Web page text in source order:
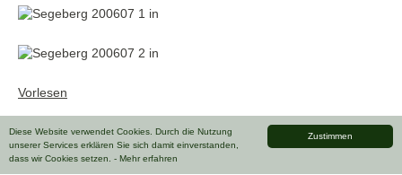
Zustimmen
Diese Website verwendet Cookies. Durch die Nutzung
unserer Services erklären Sie sich damit einverstanden,
dass wir Cookies setzen. - Mehr erfahren
Vorlesen